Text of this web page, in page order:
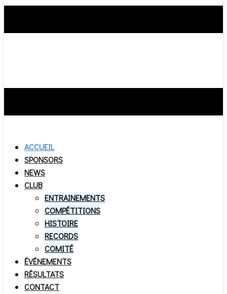
ACCUEIL
SPONSORS
NEWS
CLUB
ENTRAINEMENTS
COMPÉTITIONS
HISTOIRE
RECORDS
COMITÉ
ÉVÉNEMENTS
RÉSULTATS
CONTACT